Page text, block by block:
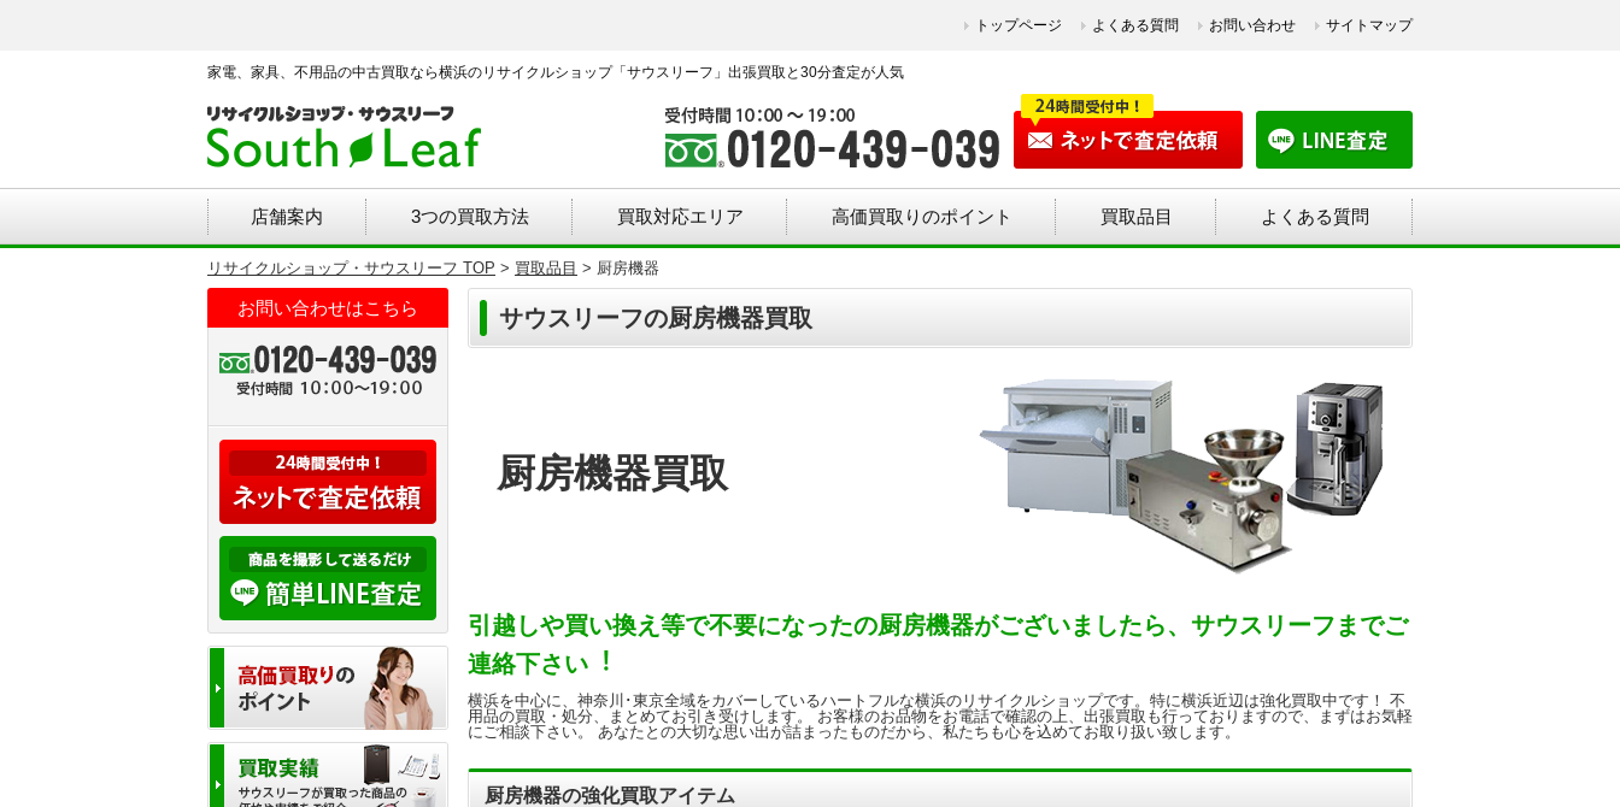
トップページ よくある質問 お問い合わせ サイトマップ
家電、家具、不用品の中古買取なら横浜のリサイクルショップ「サウスリーフ」出張買取と30分査定が人気
店舗案内 3つの買取方法 買取対応エリア 高価買取りのポイント 買取品目 よくある質問
リサイクルショップ・サウスリーフ TOP > 買取品目 > 厨房機器
サウスリーフの厨房機器買取
厨房機器買取
引越しや買い換え等で不要になったの厨房機器がございましたら、サウスリーフまでご
連絡下さい︕
横浜を中心に、神奈川･東京全域をカバーしているハートフルな横浜のリサイクルショップです。特に横浜近辺は強化買取中です！ 不
用品の買取・処分、まとめてお引き受けします。 お客様のお品物をお電話で確認の上、出張買取も行っておりますので、まずはお気軽
にご相談下さい。 あなたとの大切な思い出が詰まったものだから、私たちも心を込めてお取り扱い致します。
厨房機器の強化買取アイテム
お問い合わせはこちら